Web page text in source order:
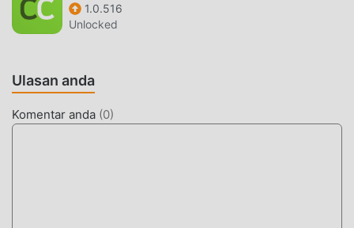
1.0.516
Unlocked
Ulasan anda
Komentar anda (0)